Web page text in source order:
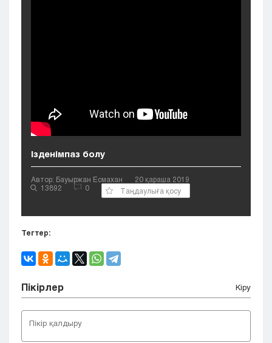
Уральск
Усть-Каменогорск
Ізденімпаз болу
Автор: Бауыржан Есмахан
20 қараша 2019
13892
0 Таңдаулыға қосу
Тегтер:
Пікірлер Кіру